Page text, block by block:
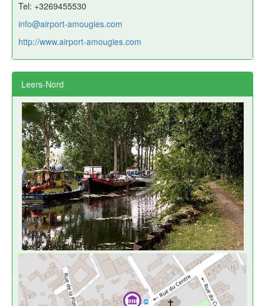
Tel: +3269455530
info@airport-amougies.com
http://www.airport-amougies.com
Leers-Nord